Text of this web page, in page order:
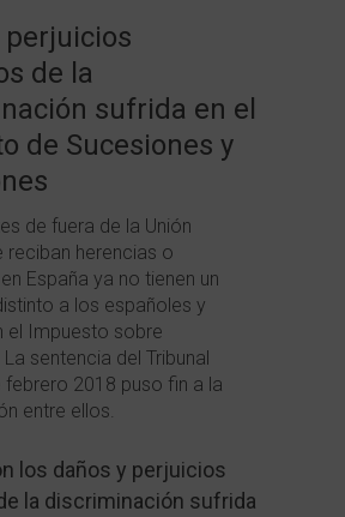
perjuicios
de la
sufrida en el
de Sucesiones y
de fuera de la Unión
reciban herencias o
España ya no tienen un
a los españoles y
el Impuesto sobre
sentencia del Tribunal
febrero 2018 puso fin a la
entre ellos.
los daños y perjuicios
la discriminación sufrida